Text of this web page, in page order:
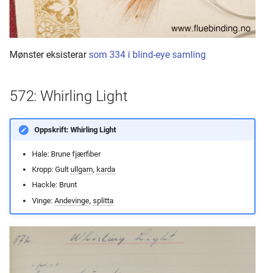
Mønster eksisterarsom 334 i blind-eye samling
572: Whirling Light
Oppskrift: Whirling Light
Hale: Brune fjærfiber
Kropp: Gult ullgarn, karda
Hackle: Brunt
Vinge: Andevinge, splitta